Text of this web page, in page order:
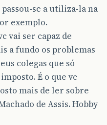
se a utiliza-la na
exemplo.
vai ser capaz de
a fundo os problemas
colegas que só
É o que vc
mais de ler sobre
de Assis. Hobby